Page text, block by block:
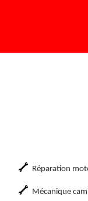
Réparation
Mécanique